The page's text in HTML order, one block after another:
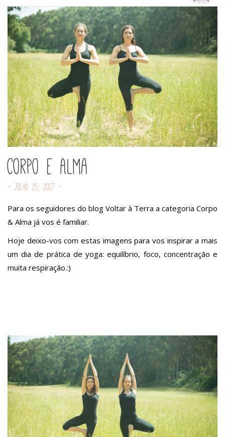
Corpo e Alma
- Julho 25, 2017 -
Para os seguidores do blog Voltar à Terra a categoria Corpo
& Alma já vos é familiar.
Hoje deixo-vos com estas imagens para vos inspirar a mais
um dia de prática de yoga: equilíbrio, foco, concentração e
muita respiração.:)